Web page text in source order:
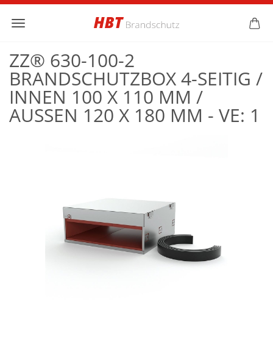
ZZ® 630-100-2
BRANDSCHUTZBOX 4-SEITIG /
INNEN 100 X 110 MM /
AUSSEN 120 X 180 MM - VE: 1